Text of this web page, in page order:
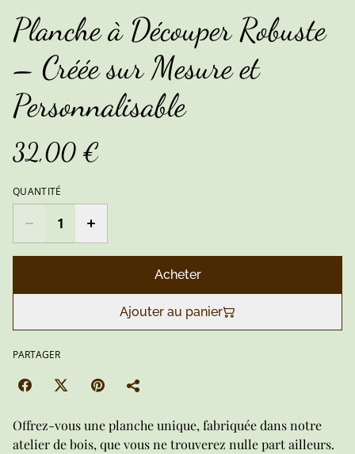
Planche à Découper Robuste
– Créée sur Mesure et
Personnalisable
32,00 €
QUANTITÉ
Acheter
Ajouter au panier
PARTAGER
Offrez-vous une planche unique, fabriquée dans notre
atelier de bois, que vous ne trouverez nulle part ailleurs.